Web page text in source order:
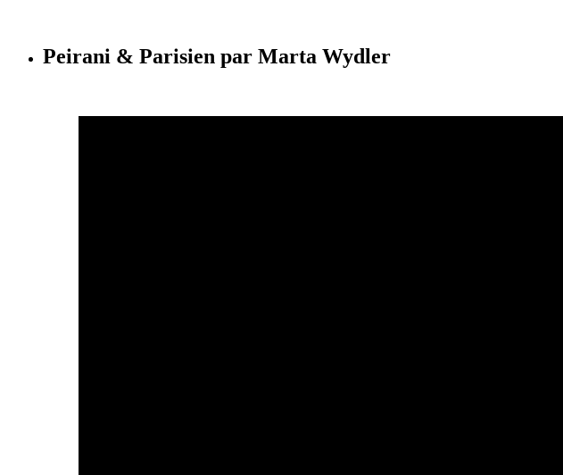
Peirani & Parisien par Marta Wydler